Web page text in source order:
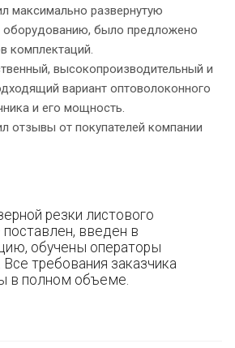
максимально развернутую
было предложено
комплектаций.
высокопроизводительный и
вариант оптоволоконного
и его мощность.
отзывы от покупателей компании
резки листового
введен в
обучены операторы
Все требования заказчика
в полном объеме.